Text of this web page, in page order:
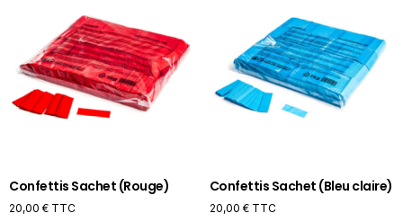
Confettis Sachet (Rouge)
20,00 € TTC
Confettis Sachet (Bleu claire)
20,00 € TTC